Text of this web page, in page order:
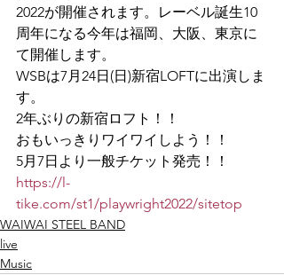
2022が開催されます。レーベル誕生10
周年になる今年は福岡、大阪、東京に
て開催します。
WSBは7月24日(日)新宿LOFTに出演しま
す。
2年ぶりの新宿ロフト！！
おもいっきりワイワイしよう！！
5月7日より一般チケット発売！！
https://l-
tike.com/st1/playwright2022/sitetop
WAIWAI STEEL BAND
live
Music